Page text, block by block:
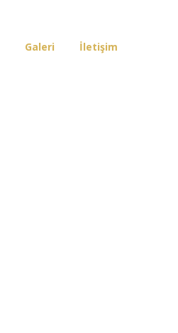
Galeri İletişim